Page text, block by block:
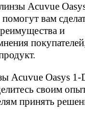
Acuvue
вам
и
Acuvue Oasys 1-
своим
принять